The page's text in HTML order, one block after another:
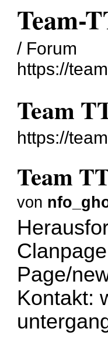
Team-
/ Forum
https://
Team
https://
Team
von
Page/
Kontakt: